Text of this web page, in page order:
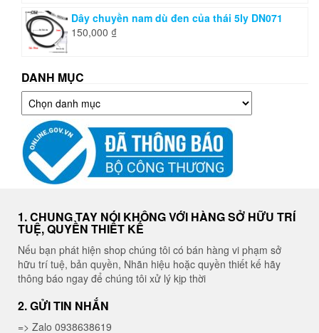
Dây chuyền nam dù đen của thái 5ly DN071
150,000 ₫
DANH MỤC
Danh
mục
1. CHUNG TAY NÓI KHÔNG VỚI HÀNG SỞ HỮU TRÍ
TUỆ, QUYỀN THIẾT KẾ
Nếu bạn phát hiện shop chúng tôi có bán hàng vi phạm sở
hữu trí tuệ, bản quyền, Nhãn hiệu hoặc quyền thiết kế hãy
thông báo ngay để chúng tôi xử lý kịp thời
2. GỬI TIN NHẮN
=> Zalo 0938638619